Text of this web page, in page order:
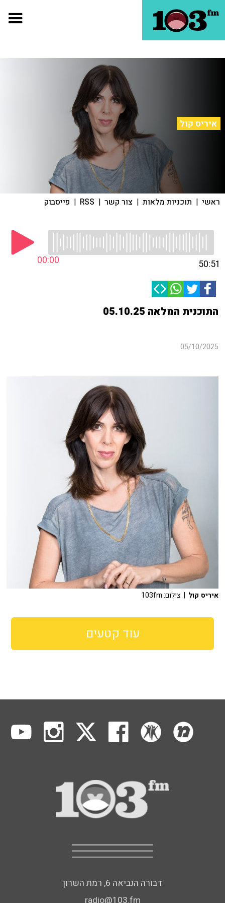
איריס קול
ראשי | תוכניות מלאות | צור קשר |
RSS
| פייסבוק
00:00 50:51
התוכנית המלאה 05.10.25
05/10/2025
איריס קול | צילום: 103fm
עוד קטעים
דבורה הנביאה 6, רמת השרון
radio@103.fm